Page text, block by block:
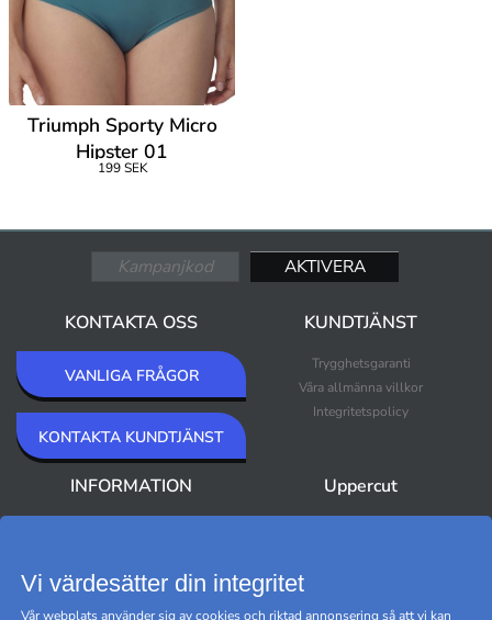
Triumph Sporty Micro
Hipster 01
199 SEK
KONTAKTA OSS
VANLIGA FRÅGOR
KONTAKTA KUNDTJÄNST
KUNDTJÄNST
Trygghetsgaranti
Våra allmänna villkor
Integritetspolicy
INFORMATION Uppercut
Vi värdesätter din integritet
Vår webplats använder sig av cookies och riktad annonsering så att vi kan